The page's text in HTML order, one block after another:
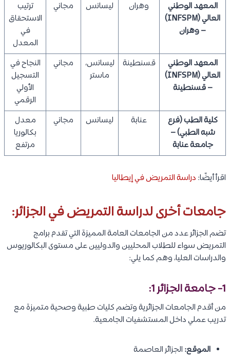
المعهد الوطني
العالي (INFSPM)
– وهران
وهران ليسانس مجاني
ترتيب
الاستحقاق
في
المعدل
المعهد الوطني
العالي (INFSPM)
– قسنطينة
قسنطينة
ليسانس،
ماستر
مجاني
النجاح في
التسجيل
الأولي
الرقمي
كلية الطب (فرع
شبه الطبي) –
جامعة عنابة
عنابة ليسانس مجاني
معدل
بكالوريا
مرتفع
اقرأ أيضًا: دراسة التمريض في إيطاليا
جامعات أخرى لدراسة التمريض في الجزائر:
تضم الجزائر عدد من الجامعات العامة المميزة التي تقدم برامج
التمريض سواء للطلاب المحليين والدوليين على مستوى البكالوريوس
والدراسات العليا، وهم كما يلي:
1- جامعة الجزائر 1:
من أقدم الجامعات الجزائرية وتضم كليات طبية وصحية متميزة مع
تدريب عملي داخل المستشفيات الجامعية.
الموقع: الجزائر العاصمة